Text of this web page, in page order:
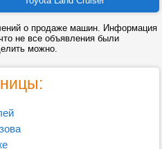
о продаже машин. Информация
не все объявления были
можно.